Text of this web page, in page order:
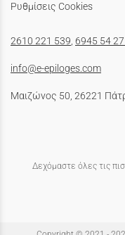
Ρυθμίσεις Cookies
2610 221 539 6945 54
info@e-epiloges.com
Μαιζώνος 50, 26221
Δεχόμαστε όλες τις